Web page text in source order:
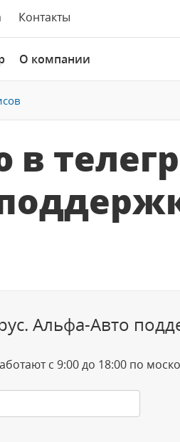
Контакты
О компании
в
Альфа-Авто
с 9:00 до 18:00 по